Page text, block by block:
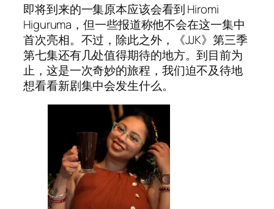
即将到来的一集原本应该会看到 Hiromi
Higuruma，但一些报道称他不会在这一集中
首次亮相。不过，除此之外，《JJK》第三季
第七集还有几处值得期待的地方。到目前为
止，这是一次奇妙的旅程，我们迫不及待地
想看看新剧集中会发生什么。